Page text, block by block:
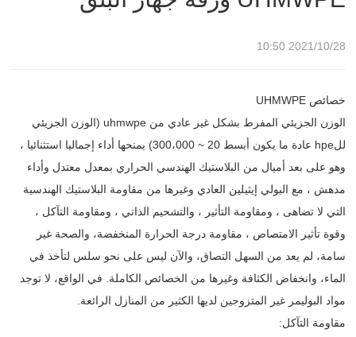
2021/10/28 10:50
خصائص UHMWPE
الوزن الجزيئي المفرط بشكل غير عادي من uhmwpe (الوزن الجزيئي
للhpe عادة ما يكون أبسط 20 ~ 300،000) يمنحها أداء إجماليا استثنائيا ،
وهو على بعد أميال من البلاستيك الهندسي الحراري بمعدل معتدل وأداء
مدهش ، مع البولي إيثيلين العادي وغيرها من مقاومة البلاستيك الهندسية
التي لا تضاهى ، ومقاومة التأثير ، والتشحيم الذاتي ، ومقاومة التآكل ،
وقوة تأثير الامتصاص ، مقاومة درجة الحرارة المنخفضة، والصحة غير
سامة، لم يعد من السهل التصاق، والآن ليس على نحو سلس لتأخذ في
الماء، وانخفاض الكثافة وغيرها من الخصائص الكاملة. في الواقع، لا توجد
مواد البوليمر غير المتزوجين لديها الكثير من المنازل الرائعة.
مقاومة التآكل: